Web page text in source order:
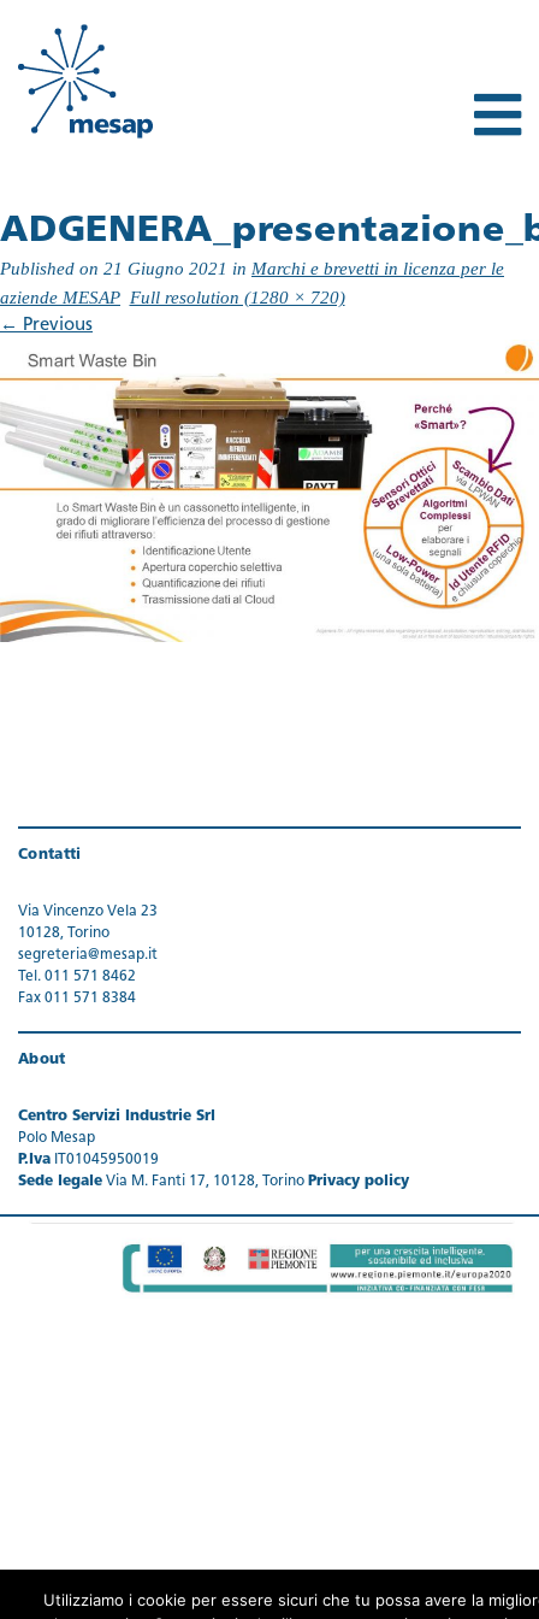
Published on 21 Giugno 2021 in Marchi e brevetti in licenza per le
aziende MESAP Full resolution (1280 × 720)
← Previous
Contatti
Via Vincenzo Vela 23
10128, Torino
segreteria@mesap.it
Tel. 011 571 8462
Fax 011 571 8384
About
Centro Servizi Industrie Srl
Polo Mesap
P.Iva IT01045950019
Sede legale Via M. Fanti 17, 10128, Torino Privacy policy
Utilizziamo i cookie per essere sicuri che tu possa avere la